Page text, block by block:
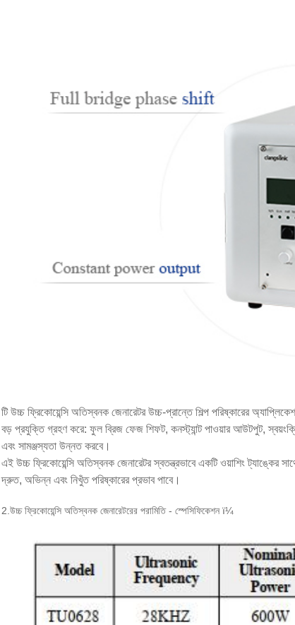
টি উচ্চ ফ্রিকোয়েন্সি অতিস্বনক জেনারেটর উচ্চ-প্রান্তে শিল্প পরিষ্কারের
বড় প্রযুক্তি গ্রহণ করে: ফুল ব্রিজ ফেজ শিফট, কনস্ট্যান্ট পাওয়ার আউটপুট,
এবং সামঞ্জস্যতা উন্নত করবে।
এই উচ্চ ফ্রিকোয়েন্সি অতিস্বনক জেনারেটর স্বতন্ত্রভাবে একটি ওয়াশিং
দ্রুত, অভিন্ন এবং নিখুঁত পরিষ্কারের প্রভাব পাবে।
2.উচ্চ ফ্রিকোয়েন্সি অতিস্বনক জেনারেটরের পরামিতি - স্পেসিফিকেশন ï¼